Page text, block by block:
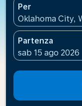
Per
Oklahoma City,
Partenza
fc-booking-
sab 15 ago 2026